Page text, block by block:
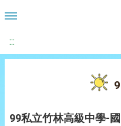
:::
99私立竹林高級中學-